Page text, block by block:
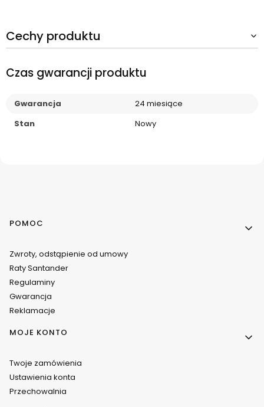
Cechy produktu
Czas gwarancji produktu
Gwarancja
24 miesiące
Stan
Nowy
Linki w stopce
POMOC
Zwroty, odstąpienie od umowy
Raty Santander
Regulaminy
Gwarancja
Reklamacje
MOJE KONTO
Twoje zamówienia
Ustawienia konta
Przechowalnia